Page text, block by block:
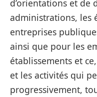
d’orientations et de
administrations, les
entreprises
ainsi que pour les
établissements et
et les activités qui
progressivement,